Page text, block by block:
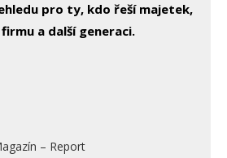
pro ty, kdo řeší majetek,
a další generaci.
– Report